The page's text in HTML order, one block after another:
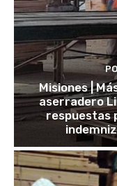
Misiones |
aserradero
respuestas